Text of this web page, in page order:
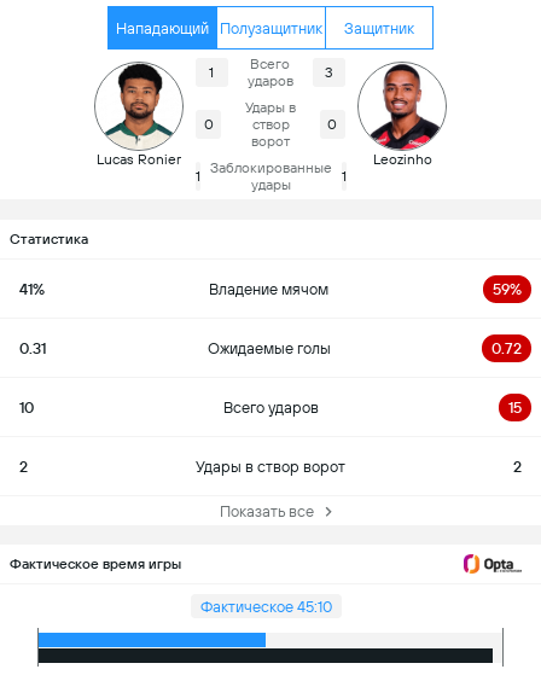
Нападающий Полузащитник Защитник
Lucas Ronier
1
Всего
ударов
3
0
Удары в
створ
ворот
0
1
Заблокированные
удары
1
Leozinho
Статистика
41% Владение мячом 59%
0.31 Ожидаемые голы 0.72
10 Всего ударов 15
2 Удары в створ ворот 2
Показать все
Фактическое время игры
Фактическое 45:10